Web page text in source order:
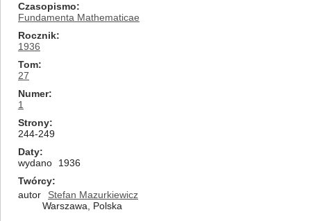
Czasopismo
Fundamenta Mathematicae
Rocznik
1936
Tom
27
Numer
1
Strony
244-249
Daty
wydano
1936
Twórcy
autor
Stefan Mazurkiewicz
Warszawa, Polska